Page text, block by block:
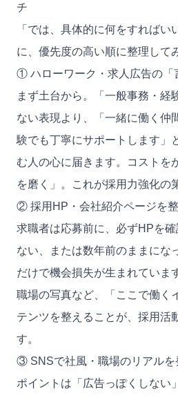
チ
「では、具体的に何をすればい
に、優先度の高い順に整理して
① ハローワーク・求人広告の「
まず土台から。「一般事務・経
ない表現より、「一緒に働く仲
験でも丁寧にサポートします」
む人の心に届きます。コストを
を磨く」。これが採用力強化の
② 採用HP・会社紹介ページを
求職者は応募前に、必ずHPを
ない、または数年前のままにな
だけで機会損失が生まれていま
職場の写真など、「ここで働く
テンツを整えることが、採用活
す。
③ SNSで社風・職場のリアルを
ポイントは「広告っぽくしない